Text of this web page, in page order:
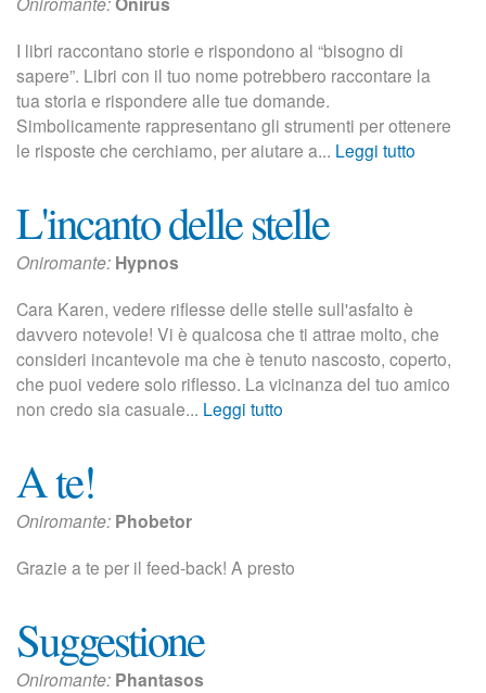
p
I libri raccontano storie e rispondono al “bisogno di
sapere”. Libri con il tuo nome potrebbero raccontare la
tua storia e rispondere alle tue domande.
Simbolicamente rappresentano gli strumenti per ottenere
le risposte che cerchiamo, per aiutare a... Leggi tutto
L'incanto delle stelle
Oniromante: Hypnos
Cara Karen, vedere riflesse delle stelle sull'asfalto è
davvero notevole! Vi è qualcosa che ti attrae molto, che
consideri incantevole ma che è tenuto nascosto, coperto,
che puoi vedere solo riflesso. La vicinanza del tuo amico
non credo sia casuale... Leggi tutto
A te!
Oniromante: Phobetor
Grazie a te per il feed-back! A presto
Suggestione
Oniromante: Phantasos